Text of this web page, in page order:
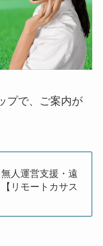
プで、ご案内が
人運営支援・遠
リモートカサス